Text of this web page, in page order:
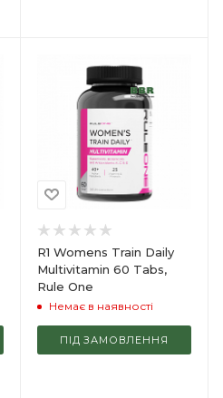
R1 Womens Train Daily
Multivitamin 60 Tabs,
Rule One
Немає в наявності
ПІД ЗАМОВЛЕННЯ